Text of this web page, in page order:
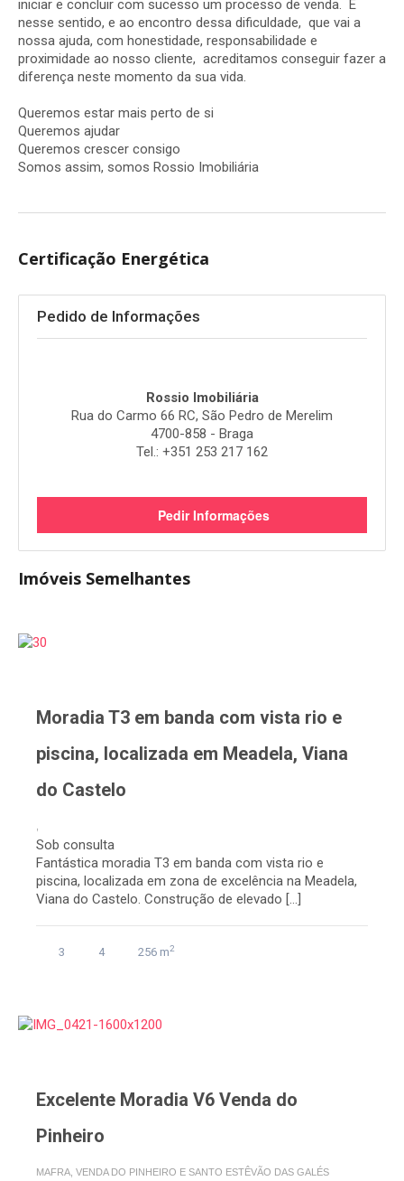
iniciar e concluir com sucesso um processo de venda. É
nesse sentido, e ao encontro dessa dificuldade, que vai a
nossa ajuda, com honestidade, responsabilidade e
proximidade ao nosso cliente, acreditamos conseguir fazer a
diferença neste momento da sua vida.
Queremos estar mais perto de si
Queremos ajudar
Queremos crescer consigo
Somos assim, somos Rossio Imobiliária
Certificação Energética
Pedido de Informações
Rossio Imobiliária
Rua do Carmo 66 RC, São Pedro de Merelim
4700-858 - Braga
Tel.: +351 253 217 162
Pedir Informações
Imóveis Semelhantes
Moradia T3 em banda com vista rio e
piscina, localizada em Meadela, Viana
do Castelo
Sob consulta
Fantástica moradia T3 em banda com vista rio e
piscina, localizada em zona de excelência na Meadela,
Viana do Castelo. Construção de elevado […]
3 4 256 m2
Excelente Moradia V6 Venda do
Pinheiro
MAFRA, VENDA DO PINHEIRO E SANTO ESTÊVÃO DAS GALÉS